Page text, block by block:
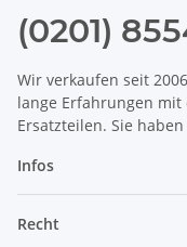
(0201)
Wir verkaufen seit
lange Erfahrungen
Ersatzteilen. Sie
Infos
Recht